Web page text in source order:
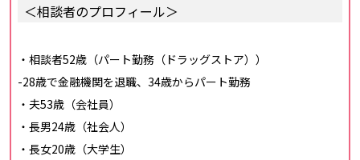
＜相談者のプロフィール＞
・相談者52歳（パート勤務（ドラッグストア））
-28歳で金融機関を退職、34歳からパート勤務
・夫53歳（会社員）
・長男24歳（社会人）
・長女20歳（大学生）